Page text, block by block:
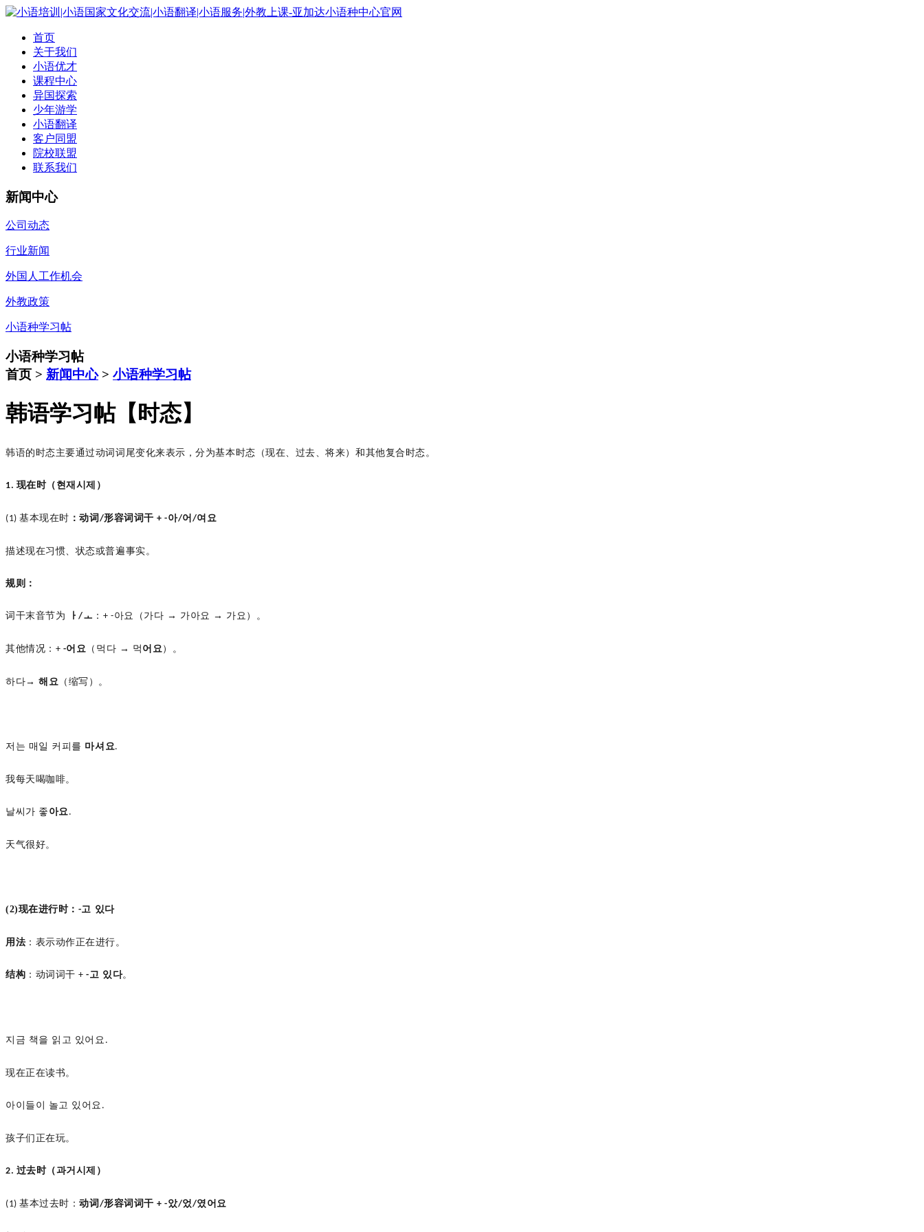
首页
关于我们
小语优才
课程中心
异国探索
少年游学
小语翻译
客户同盟
院校联盟
联系我们
新闻中心
公司动态
行业新闻
外国人工作机会
外教政策
小语种学习帖
小语种学习帖
首页 > 新闻中心> 小语种学习帖
韩语学习帖【时态】
韩语的时态主要通过动词词尾变化来表示，分为基本时态（现在、过去、将来）和其他复合时态。
1. 现在时（현재시제）
(1)基本现在时 ：动词 /形容词词干+ -아/어 /여요
描述现在习惯、状态或普遍事实。
规则：
词干末音节为 ㅏ/ㅗ ： + -아요（가다 → 가아요 → 가요）。
其他情况： + -어요 （먹다 → 먹 어요）。
하다→해요 （缩写）。
저는 매일 커피를 마셔요.
我每天喝咖啡。
날씨가 좋 아요.
天气很好。
(2)现在进行时： -고 있다
用法 ：表示动作正在进行。
结构 ：动词词干 +-고 있다。
지금 책을 읽고 있어요 .
现在正在读书。
아이들이 놀고 있어요 .
孩子们正在玩。
2. 过去时（과거시제）
(1)基本过去时：动词 /形容词词干+ -았/었/였어요